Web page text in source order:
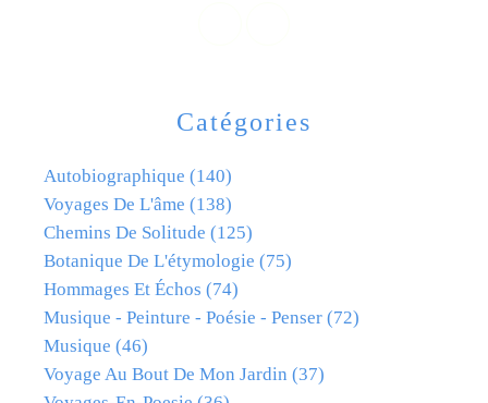
Catégories
Autobiographique (140)
Voyages De L'âme (138)
Chemins De Solitude (125)
Botanique De L'étymologie (75)
Hommages Et Échos (74)
Musique - Peinture - Poésie - Penser (72)
Musique (46)
Voyage Au Bout De Mon Jardin (37)